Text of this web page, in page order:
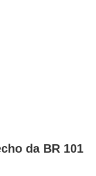
da BR 101